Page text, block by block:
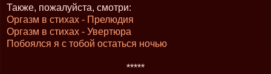
Также, пожалуйста, смотри:
Оргазм в стихах - Прелюдия
Оргазм в стихах - Увертюра
Побоялся я с тобой остаться ночью
*****